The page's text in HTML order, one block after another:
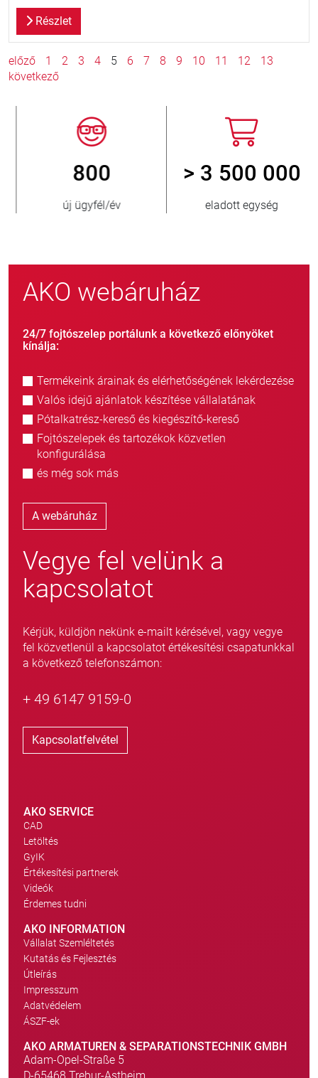
Részlet
előző 1 2 3 4 5 6 7 8 9 10 11 12
13
következő
800
új ügyfél/év
> 3 500 000
eladott egység
AKO webáruház
24/7 fojtószelep portálunk a következő előnyöket
kínálja:
Termékeink árainak és elérhetőségének lekérdezése
Valós idejű ajánlatok készítése vállalatának
Pótalkatrész-kereső és kiegészítő-kereső
Fojtószelepek és tartozékok közvetlen
konfigurálása
és még sok más
A webáruház
Vegye fel velünk a
kapcsolatot
Kérjük, küldjön nekünk e-mailt kérésével, vagy vegye
fel közvetlenül a kapcsolatot értékesítési csapatunkkal
a következő telefonszámon:
+ 49 6147 9159-0
Kapcsolatfelvétel
AKO SERVICE
CAD
Letöltés
GyIK
Értékesítési partnerek
Videók
Érdemes tudni
AKO INFORMATION
Vállalat Szemléltetés
Kutatás és Fejlesztés
Útleírás
Impresszum
Adatvédelem
ÁSZF-ek
AKO ARMATUREN & SEPARATIONSTECHNIK GMBH
Adam-Opel-Straße 5